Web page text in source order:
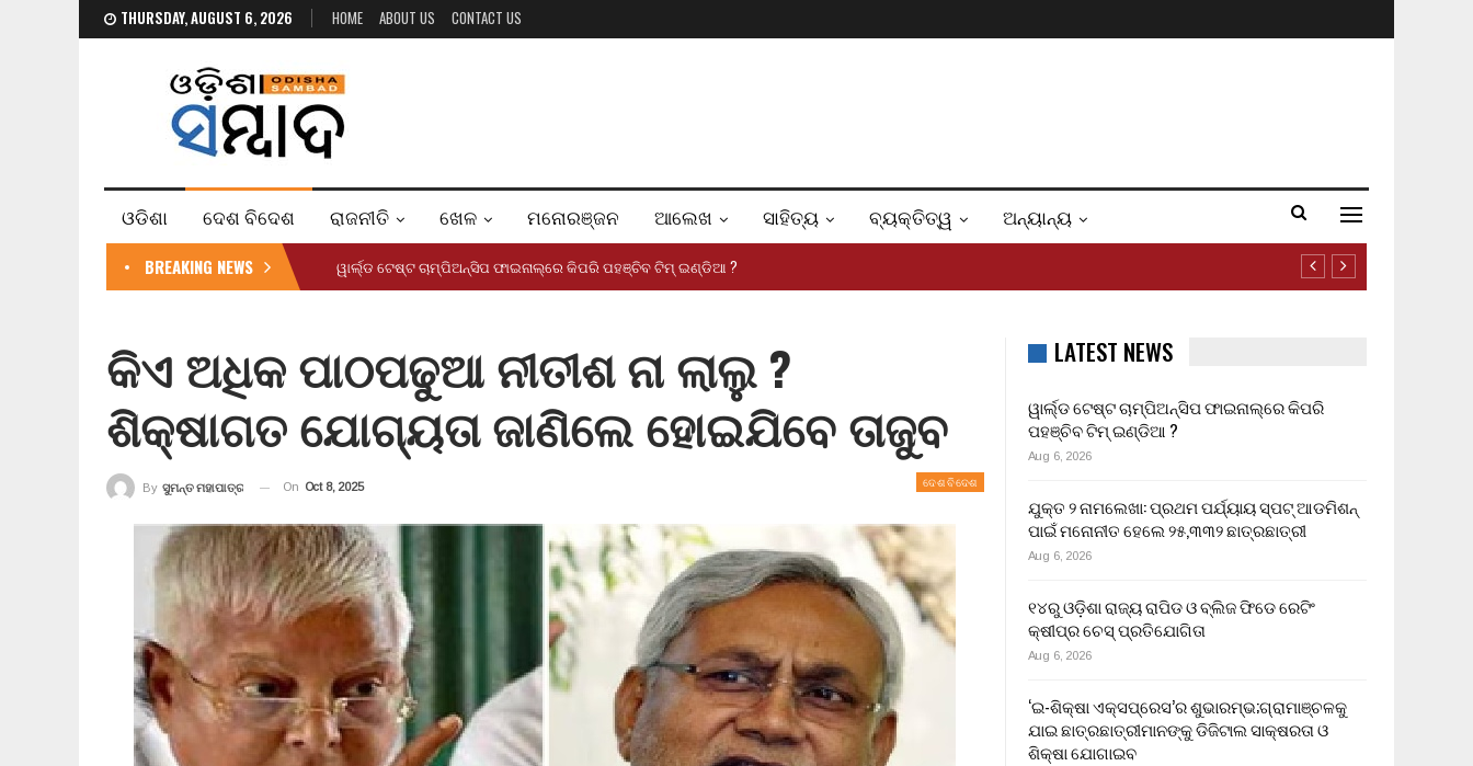
THURSDAY, AUGUST 6, 2026 HOME ABOUT US CONTACT US
ଓଡିଶା ଦେଶ ବିଦେଶ ରାଜନୀତି ଖେଳ ମନୋରଞ୍ଜନ ଆଲେଖ ସାହିତ୍ୟ ବ୍ୟକ୍ତିତ୍ୱ ଅନ୍ୟାନ୍ୟ
BREAKING NEWS ୱାର୍ଲ୍ଡ ଟେଷ୍ଟ ଚାମ୍ପିଅନ୍‌ସିପ ଫାଇନାଲ୍‌ରେ କିପରି ପହଞ୍ଚିବ ଟିମ୍ ଇଣ୍ଡିଆ ?
କିଏ ଅଧିକ ପାଠପଢୁଆ ନୀତୀଶ ନା ଲାଲୁ ?
ଶିକ୍ଷାଗତ ଯୋଗ୍ୟତା ଜାଣିଲେ ହୋଇଯିବେ ତାଜୁବ
ଦେଶ ବିଦେଶ
By ସୁମନ୍ତ ମହାପାତ୍ର On Oct 8, 2025
LATEST NEWS
ୱାର୍ଲ୍ଡ ଟେଷ୍ଟ ଚାମ୍ପିଅନ୍‌ସିପ ଫାଇନାଲ୍‌ରେ କିପରି
ପହଞ୍ଚିବ ଟିମ୍ ଇଣ୍ଡିଆ ?
Aug 6, 2026
ଯୁକ୍ତ ୨ ନାମଲେଖା: ପ୍ରଥମ ପର୍ଯ୍ୟାୟ ସ୍ପଟ୍ ଆଡମିଶନ୍
ପାଇଁ ମନୋନୀତ ହେଲେ ୨୫,୩୩୨ ଛାତ୍ରଛାତ୍ରୀ
Aug 6, 2026
୧୪ରୁ ଓଡ଼ିଶା ରାଜ୍ୟ ରାପିଡ ଓ ବ୍ଲିଜ ଫିଡେ ରେଟିଂ
କ୍ଷୀପ୍ର ଚେସ୍ ପ୍ରତିଯୋଗିତା
Aug 6, 2026
‘ଇ-ଶିକ୍ଷା ଏକ୍ସପ୍ରେସ’ର ଶୁଭାରମ୍ଭ;ଗ୍ରାମାଞ୍ଚଳକୁ
ଯାଇ ଛାତ୍ରଛାତ୍ରୀମାନଙ୍କୁ ଡିଜିଟାଲ ସାକ୍ଷରତା ଓ
ଶିକ୍ଷା ଯୋଗାଇବ